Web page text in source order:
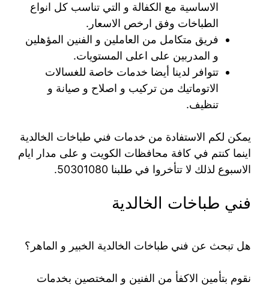
الاساسية مع الكفالة و التي تناسب كل انواع
الطباخات وفق ارخص الاسعار.
فريق متكامل من العاملين و الفنين المؤهلين
و المدربين على اعلى المستويات.
تتوافر لدينا أيضا خدمات خاصة للغسالات
الاتوماتيك من تركيب و اصلاح و صيانة و
تنظيف.
يمكن لكم الاستفادة من خدمات فني طباخات الخالدية
اينما كنتم في كافة محافظات الكويت و على مدار ايام
الاسبوع لذلك لا تتأخروا في طلبنا 50301080.
فني طباخات الخالدية
هل تبحث عن فني طباخات الخالدية الخبير و الماهر؟
نقوم بتأمين الاكفأ من الفنين و المختصين بخدمات